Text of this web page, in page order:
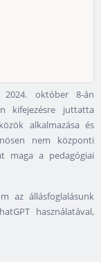
október 8-án
kifejezésre juttatta
alkalmazása és
nem központi
maga a pedagógiai
az állásfoglalásunk
használatával,